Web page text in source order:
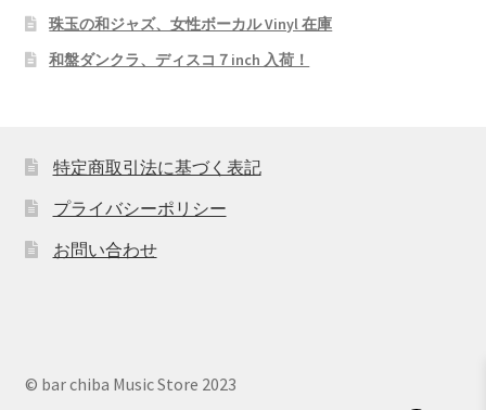
珠玉の和ジャズ、女性ボーカル Vinyl 在庫
和盤ダンクラ、ディスコ７inch 入荷！
特定商取引法に基づく表記
プライバシーポリシー
お問い合わせ
© bar chiba Music Store 2023